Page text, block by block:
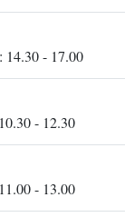
- 17.00
- 12.30
- 13.00